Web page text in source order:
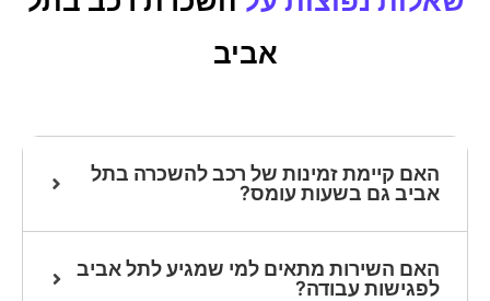
אביב
האם קיימת זמינות של רכב להשכרה בתל
אביב גם בשעות עומס?
האם השירות מתאים למי שמגיע לתל אביב
לפגישות עבודה?